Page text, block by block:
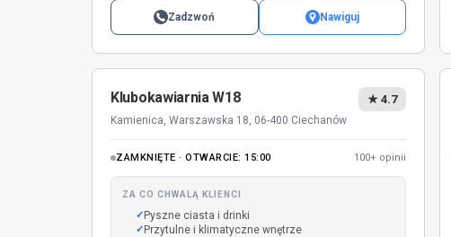
Zadzwoń Nawiguj
Klubokawiarnia W18
Kamienica, Warszawska 18, 06-400 Ciechanów
★ 4.7
ZAMKNIĘTE · OTWARCIE: 15:00 100+ opinii
ZA CO CHWALĄ KLIENCI
Pyszne ciasta i drinki
Przytulne i klimatyczne wnętrze